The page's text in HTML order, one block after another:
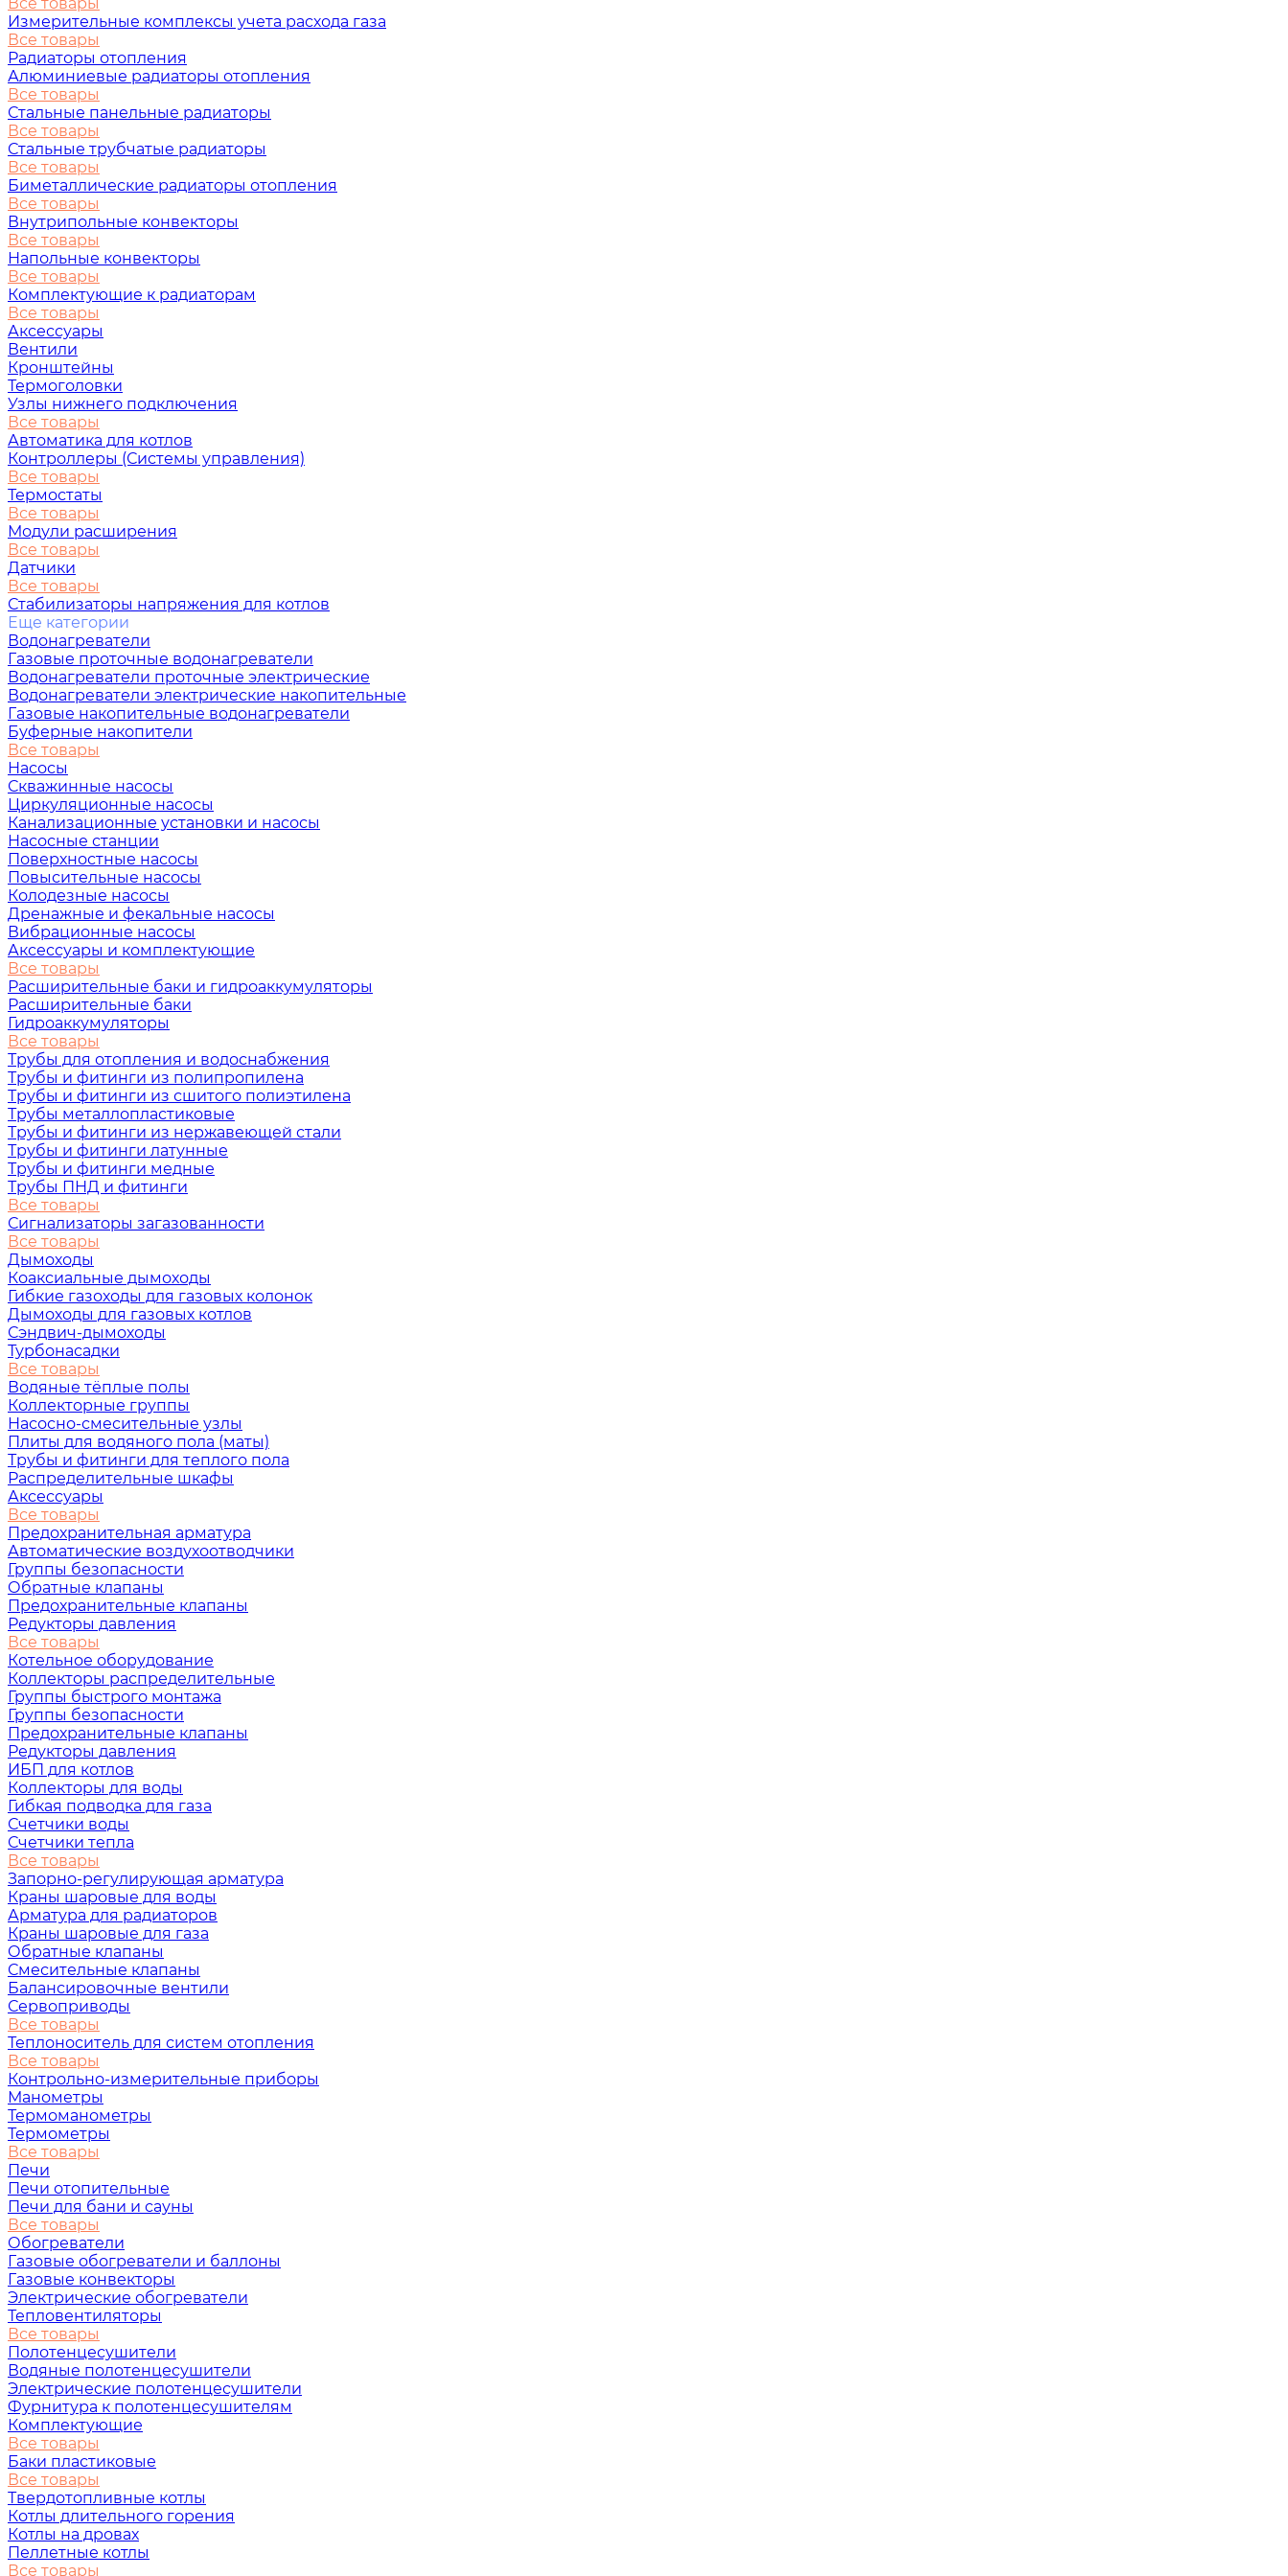
Измерительные комплексы учета расхода газа
Все товары
Радиаторы отопления
Алюминиевые радиаторы отопления
Все товары
Стальные панельные радиаторы
Все товары
Стальные трубчатые радиаторы
Все товары
Биметаллические радиаторы отопления
Все товары
Внутрипольные конвекторы
Все товары
Напольные конвекторы
Все товары
Комплектующие к радиаторам
Все товары
Аксессуары
Вентили
Кронштейны
Термоголовки
Узлы нижнего подключения
Все товары
Автоматика для котлов
Контроллеры (Системы управления)
Все товары
Термостаты
Все товары
Модули расширения
Все товары
Датчики
Все товары
Стабилизаторы напряжения для котлов
Еще категории
Водонагреватели
Газовые проточные водонагреватели
Водонагреватели проточные электрические
Водонагреватели электрические накопительные
Газовые накопительные водонагреватели
Буферные накопители
Все товары
Насосы
Скважинные насосы
Циркуляционные насосы
Канализационные установки и насосы
Насосные станции
Поверхностные насосы
Повысительные насосы
Колодезные насосы
Дренажные и фекальные насосы
Вибрационные насосы
Аксессуары и комплектующие
Все товары
Расширительные баки и гидроаккумуляторы
Расширительные баки
Гидроаккумуляторы
Все товары
Трубы для отопления и водоснабжения
Трубы и фитинги из полипропилена
Трубы и фитинги из сшитого полиэтилена
Трубы металлопластиковые
Трубы и фитинги из нержавеющей стали
Трубы и фитинги латунные
Трубы и фитинги медные
Трубы ПНД и фитинги
Все товары
Сигнализаторы загазованности
Все товары
Дымоходы
Коаксиальные дымоходы
Гибкие газоходы для газовых колонок
Дымоходы для газовых котлов
Сэндвич-дымоходы
Турбонасадки
Все товары
Водяные тёплые полы
Коллекторные группы
Насосно-смесительные узлы
Плиты для водяного пола (маты)
Трубы и фитинги для теплого пола
Распределительные шкафы
Аксессуары
Все товары
Предохранительная арматура
Автоматические воздухоотводчики
Группы безопасности
Обратные клапаны
Предохранительные клапаны
Редукторы давления
Все товары
Котельное оборудование
Коллекторы распределительные
Группы быстрого монтажа
Группы безопасности
Предохранительные клапаны
Редукторы давления
ИБП для котлов
Коллекторы для воды
Гибкая подводка для газа
Счетчики воды
Счетчики тепла
Все товары
Запорно-регулирующая арматура
Краны шаровые для воды
Арматура для радиаторов
Краны шаровые для газа
Обратные клапаны
Смесительные клапаны
Балансировочные вентили
Сервоприводы
Все товары
Теплоноситель для систем отопления
Все товары
Контрольно-измерительные приборы
Манометры
Термоманометры
Термометры
Все товары
Печи
Печи отопительные
Печи для бани и сауны
Все товары
Обогреватели
Газовые обогреватели и баллоны
Газовые конвекторы
Электрические обогреватели
Тепловентиляторы
Все товары
Полотенцесушители
Водяные полотенцесушители
Электрические полотенцесушители
Фурнитура к полотенцесушителям
Комплектующие
Все товары
Баки пластиковые
Все товары
Твердотопливные котлы
Котлы длительного горения
Котлы на дровах
Пеллетные котлы
Все товары